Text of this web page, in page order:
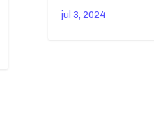
jul 3, 2024